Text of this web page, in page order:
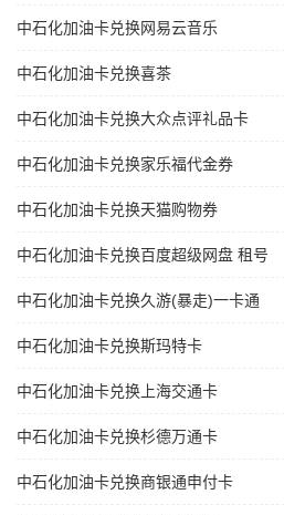
中石化加油卡兑换网易云音乐
中石化加油卡兑换喜茶
中石化加油卡兑换大众点评礼品卡
中石化加油卡兑换家乐福代金券
中石化加油卡兑换天猫购物券
中石化加油卡兑换百度超级网盘 租号
中石化加油卡兑换久游(暴走)一卡通
中石化加油卡兑换斯玛特卡
中石化加油卡兑换上海交通卡
中石化加油卡兑换杉德万通卡
中石化加油卡兑换商银通申付卡